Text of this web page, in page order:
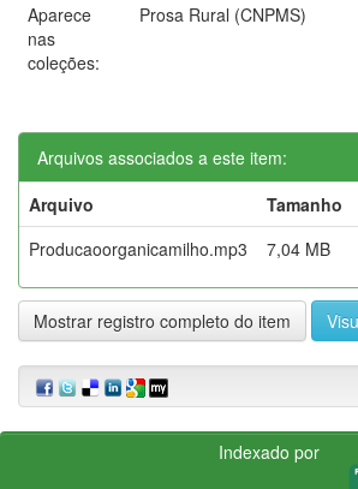
Aparece
nas
coleções:
Prosa Rural (CNPMS)
Arquivos associados a este item:
Arquivo
Tamanho
Producaoorganicamilho.mp3
7,04 MB
Mostrar registro completo do item
Indexado por